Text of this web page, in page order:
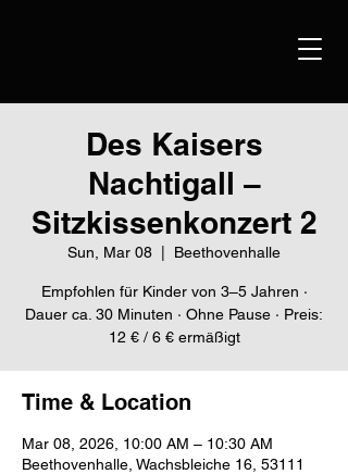
Des Kaisers
Nachtigall –
Sitzkissenkonzert 2
Sun, Mar 08 Beethovenhalle
Empfohlen für Kinder von 3–5 Jahren ·
Dauer ca. 30 Minuten · Ohne Pause · Preis:
12 € / 6 € ermäßigt
Time & Location
Mar 08, 2026, 10:00 AM – 10:30 AM
Beethovenhalle, Wachsbleiche 16, 53111